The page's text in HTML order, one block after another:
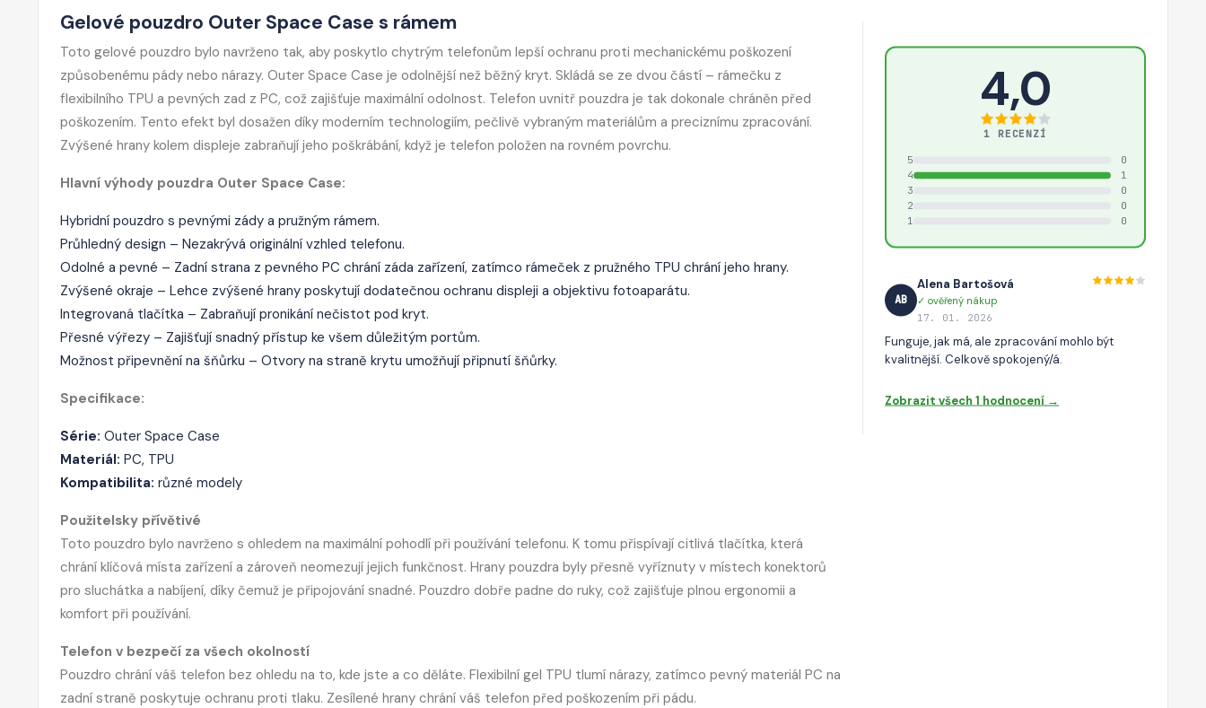
Gelové pouzdro Outer Space Case s rámem
Toto gelové pouzdro bylo navrženo tak, aby poskytlo chytrým telefonům lepší ochranu proti mechanickému poškození
způsobenému pády nebo nárazy. Outer Space Case je odolnější než běžný kryt. Skládá se ze dvou částí – rámečku z
flexibilního TPU a pevných zad z PC, což zajišťuje maximální odolnost. Telefon uvnitř pouzdra je tak dokonale chráněn před
poškozením. Tento efekt byl dosažen díky moderním technologiím, pečlivě vybraným materiálům a preciznímu zpracování.
Zvýšené hrany kolem displeje zabraňují jeho poškrábání, když je telefon položen na rovném povrchu.
Hlavní výhody pouzdra Outer Space Case:
Hybridní pouzdro s pevnými zády a pružným rámem.
Průhledný design – Nezakrývá originální vzhled telefonu.
Odolné a pevné – Zadní strana z pevného PC chrání záda zařízení, zatímco rámeček z pružného TPU chrání jeho hrany.
Zvýšené okraje – Lehce zvýšené hrany poskytují dodatečnou ochranu displeji a objektivu fotoaparátu.
Integrovaná tlačítka – Zabraňují pronikání nečistot pod kryt.
Přesné výřezy – Zajišťují snadný přístup ke všem důležitým portům.
Možnost připevnění na šňůrku – Otvory na straně krytu umožňují připnutí šňůrky.
Specifikace:
Série: Outer Space Case
Materiál: PC, TPU
Kompatibilita: různé modely
Použitelsky přívětivé
Toto pouzdro bylo navrženo s ohledem na maximální pohodlí při používání telefonu. K tomu přispívají citlivá tlačítka, která
chrání klíčová místa zařízení a zároveň neomezují jejich funkčnost. Hrany pouzdra byly přesně vyříznuty v místech konektorů
pro sluchátka a nabíjení, díky čemuž je připojování snadné. Pouzdro dobře padne do ruky, což zajišťuje plnou ergonomii a
komfort při používání.
Telefon v bezpečí za všech okolností
Pouzdro chrání váš telefon bez ohledu na to, kde jste a co děláte. Flexibilní gel TPU tlumí nárazy, zatímco pevný materiál PC na
zadní straně poskytuje ochranu proti tlaku. Zesílené hrany chrání váš telefon před poškozením při pádu.
4,0
1 RECENZÍ
5
0
4
1
3
0
2
0
1
0
AB
Alena Bartošová
✓ ověřený nákup
17. 01. 2026
Funguje, jak má, ale zpracování mohlo být
kvalitnější. Celkově spokojený/á.
Zobrazit všech 1 hodnocení →